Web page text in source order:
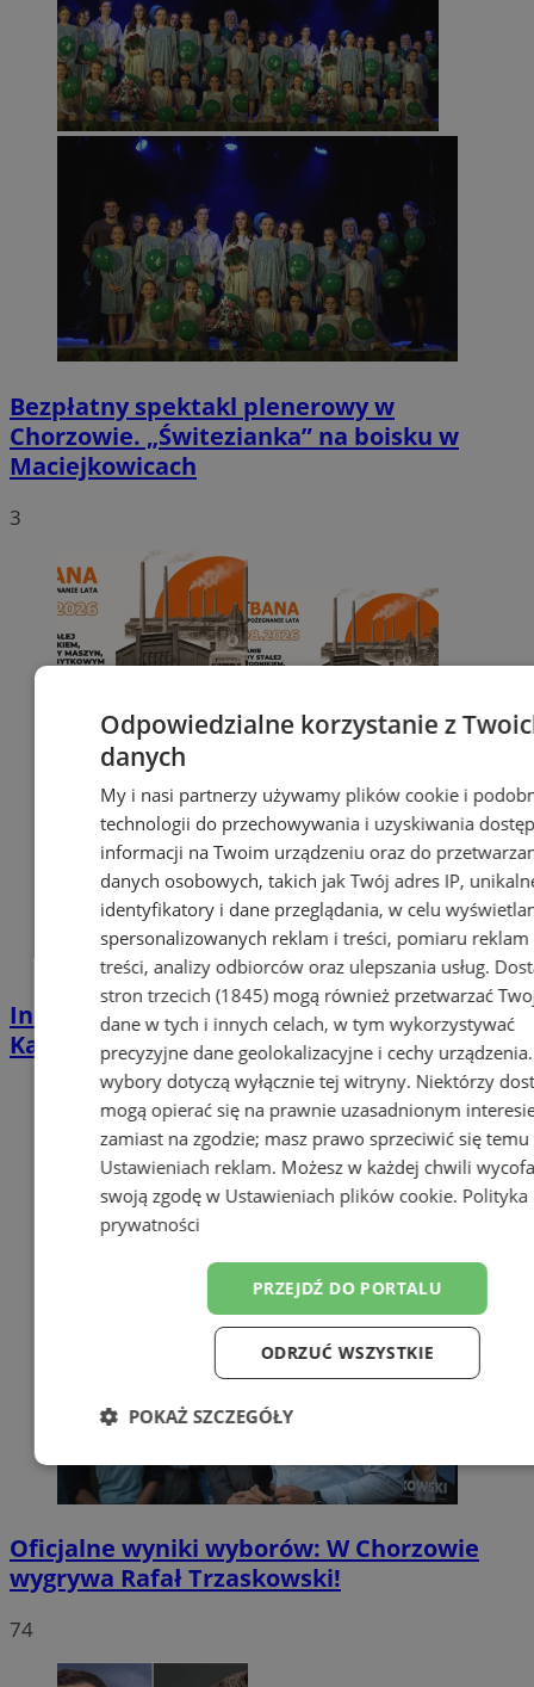
Bezpłatny spektakl plenerowy w
Chorzowie. „Świtezianka” na boisku w
Maciejkowicach
3
Industrialna podróż przez Chorzów i
Katowice. Nadchodzi HUTBANA 2026
Oficjalne wyniki wyborów: W Chorzowie
wygrywa Rafał Trzaskowski!
74
Odpowiedzialne korzystanie z
danych
My i nasi partnerzy używamy plików cookie i
technologii do przechowywania i uzyskiwania
informacji na Twoim urządzeniu oraz do
danych osobowych, takich jak Twój adres IP,
identyfikatory i dane przeglądania, w celu
spersonalizowanych reklam i treści, pomiaru reklam
treści, analizy odbiorców oraz ulepszania usług.
stron trzecich (1845)mogą również przetwarzać
dane w tych i innych celach, w tym wykorzystywać
precyzyjne dane geolokalizacyjne i cechy
wybory dotyczą wyłącznie tej witryny. Niektórzy
mogą opierać się na prawnie uzasadnionym
zamiast na zgodzie; masz prawo sprzeciwić się temu
Ustawieniach reklam. Możesz w każdej chwili
swoją zgodę w Ustawieniach plików cookie. Polityka
prywatności
PRZEJDŹ DO PORTALU
ODRZUĆ WSZYSTKIE
POKAŻ SZCZEGÓŁY
Niezbędne Wydajność
Funkcjonalność